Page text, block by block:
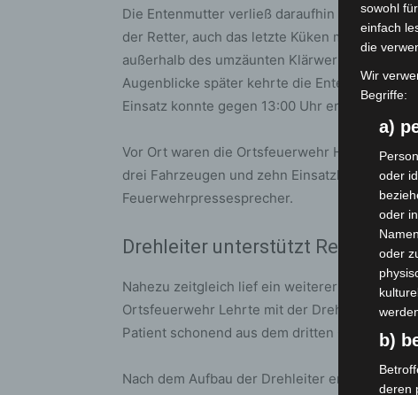
Die Entenmutter verließ daraufhin unter
der Retter, auch das letzte Küken mit einem
außerhalb des umzäunten Klärwerks in der
Augenblicke später kehrte die Entenmutter
Einsatz konnte gegen 13:00 Uhr erfolgreich
Vor Ort waren die Ortsfeuerwehr
drei Fahrzeugen und zehn Einsatzkräften,
Feuerwehrpressesprecher.
Drehleiter unterstützt
Nahezu zeitgleich lief ein weiterer Einsatz im
Ortsfeuerwehr Lehrte mit der Drehleiter in die
Patient schonend aus dem dritten
Nach dem Aufbau der Drehleiter erfolgte die
sowohl
einfach
die
Wir
Begriffe:
a)
oder
oder
oder
b)
deren